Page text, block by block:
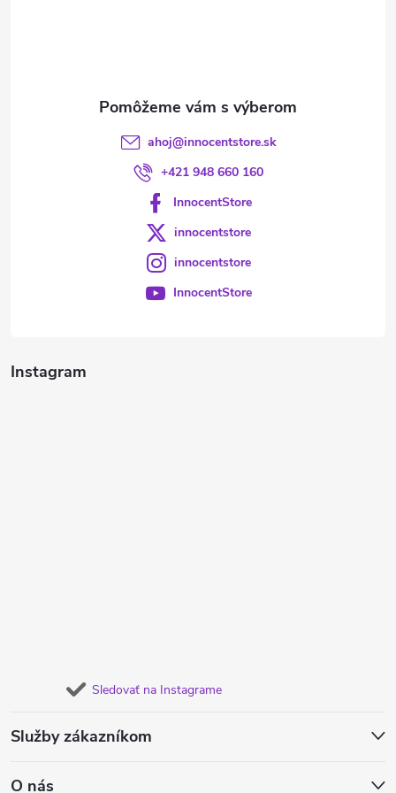
Instagram
Sledovať na Instagrame
Služby zákazníkom
O nás
ahoj@innocentstore.sk
+421 948 660 160
InnocentStore
innocentstore
innocentstore
InnocentStore